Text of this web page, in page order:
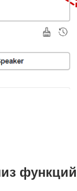
функций